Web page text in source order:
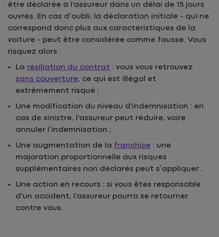
être déclarée à l'assureur dans un délai de 15 jours
ouvrés. En cas d’oubli, la déclaration initiale - qui ne
correspond donc plus aux caractéristiques de la
voiture - peut être considérée comme fausse. Vous
risquez alors :
La résiliation du contrat : vous vous retrouvez
sans couverture, ce qui est illégal et
extrêmement risqué ;
Une modification du niveau d'indemnisation : en
cas de sinistre, l'assureur peut réduire, voire
annuler l’indemnisation ;
Une augmentation de la franchise : une
majoration proportionnelle aux risques
supplémentaires non déclarés peut s’appliquer ;
Une action en recours : si vous êtes responsable
d'un accident, l'assureur pourra se retourner
contre vous.